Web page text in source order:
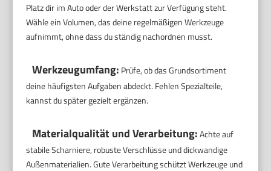
Platz dir im Auto oder der Werkstatt zur Verfügung steht.
Wähle ein Volumen, das deine regelmäßigen Werkzeuge
aufnimmt, ohne dass du ständig nachordnen musst.
Werkzeugumfang: Prüfe, ob das Grundsortiment
deine häufigsten Aufgaben abdeckt. Fehlen Spezialteile,
kannst du später gezielt ergänzen.
Materialqualität und Verarbeitung:Achte auf
stabile Scharniere, robuste Verschlüsse und dickwandige
Außenmaterialien. Gute Verarbeitung schützt Werkzeuge und